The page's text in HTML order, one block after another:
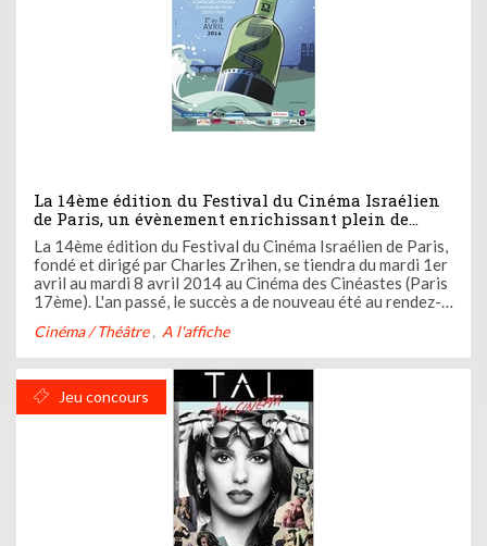
La 14ème édition du Festival du Cinéma Israélien
de Paris, un évènement enrichissant plein de
bonnes surprises
La 14ème édition du Festival du Cinéma Israélien de Paris,
fondé et dirigé par Charles Zrihen, se tiendra du mardi 1er
avril au mardi 8 avril 2014 au Cinéma des Cinéastes (Paris
17ème). L'an passé, le succès a de nouveau été au rendez-
sont précipités pour découvrir les oeuvres ...
Cinéma / Théâtre A l'affiche
Jeu concours